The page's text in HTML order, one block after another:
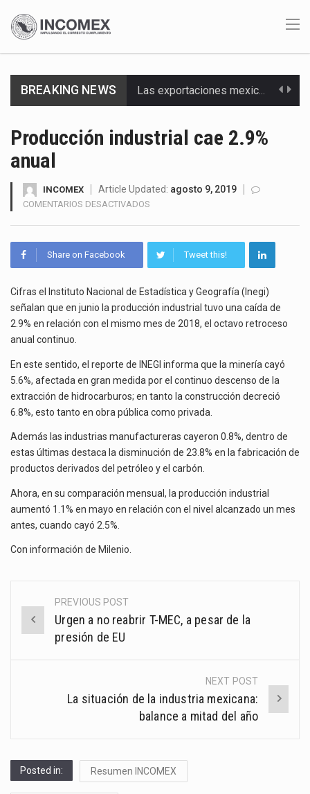
BREAKING NEWS Las exportaciones mexicanas de vehículos ligeros disminuyeron 9.67 % en julio a tasa anual, alcanzando…
Solo el 17.8 % de las empresas en México se considera totalmente preparada para la…
Los créditos fiscales determinados a empresas IMMEX rara vez nacen de una interpretación equivocada de…
La inversión fija bruta en México registró un aumento de 1.1% interanual en mayo de…
El Departamento de Agricultura de Estados Unidos (USDA) suspendió el 5 de agosto de 2026…
Producción industrial cae 2.9%
anual
INCOMEX Article Updated: agosto 9, 2019
COMENTARIOS DESACTIVADOS
2.9%
Share on Facebook Tweet this!
Cifras el Instituto Nacional de Estadística y Geografía (Inegi)
señalan que en junio la producción industrial tuvo una caída de
2.9% en relación con el mismo mes de 2018, el octavo retroceso
anual continuo.
En este sentido, el reporte de INEGI informa que la minería cayó
5.6%, afectada en gran medida por el continuo descenso de la
extracción de hidrocarburos; en tanto la construcción decreció
6.8%, esto tanto en obra pública como privada.
Además las industrias manufactureras cayeron 0.8%, dentro de
estas últimas destaca la disminución de 23.8% en la fabricación de
productos derivados del petróleo y el carbón.
Ahora, en su comparación mensual, la producción industrial
aumentó 1.1% en mayo en relación con el nivel alcanzado un mes
antes, cuando cayó 2.5%.
Con información de Milenio.
Post
navigation
PREVIOUS POST
Urgen a no reabrir T-MEC, a pesar de la
presión de EU
NEXT POST
La situación de la industria mexicana:
balance a mitad del año
Posted in: Resumen INCOMEX